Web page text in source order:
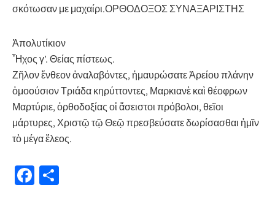
σκότωσαν με μαχαίρι.ΟΡΘΟΔΟΞΟΣ ΣΥΝΑΞΑΡΙΣΤΗΣ
Ἀπολυτίκιον
Ἦχος γ’. Θείας πίστεως.
Ζῆλον ἔνθεον ἀναλαβόντες, ἠμαυρώσατε Ἀρείου πλάνην
ὁμοούσιον Τριάδα κηρύττοντες, Μαρκιανὲ καὶ θέοφρων
Μαρτύριε, ὀρθοδοξίας οἱ ἄσειστοι πρόβολοι, θεῖοι
μάρτυρες, Χριστῷ τῷ Θεῷ πρεσβεύσατε δωρίσασθαι ἡμῖν
τὸ μέγα ἔλεος.
Fa